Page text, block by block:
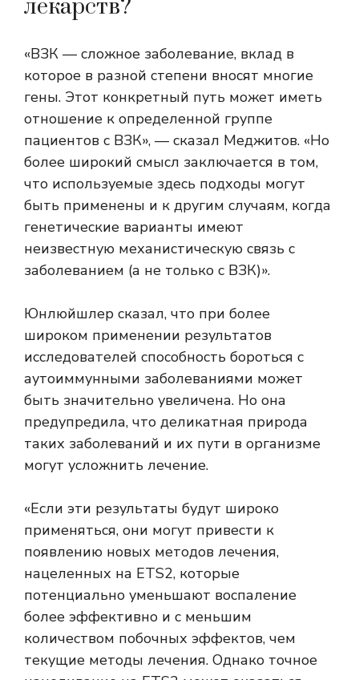
лекарств?
«ВЗК — сложное заболевание, вклад в
которое в разной степени вносят многие
гены. Этот конкретный путь может иметь
отношение к определенной группе
пациентов с ВЗК», — сказал Меджитов. «Но
более широкий смысл заключается в том,
что используемые здесь подходы могут
быть применены и к другим случаям, когда
генетические варианты имеют
неизвестную механистическую связь с
заболеванием (а не только с ВЗК)».
Юнлюйшлер сказал, что при более
широком применении результатов
исследователей способность бороться с
аутоиммунными заболеваниями может
быть значительно увеличена. Но она
предупредила, что деликатная природа
таких заболеваний и их пути в организме
могут усложнить лечение.
«Если эти результаты будут широко
применяться, они могут привести к
появлению новых методов лечения,
нацеленных на ETS2, которые
потенциально уменьшают воспаление
более эффективно и с меньшим
количеством побочных эффектов, чем
текущие методы лечения. Однако точное